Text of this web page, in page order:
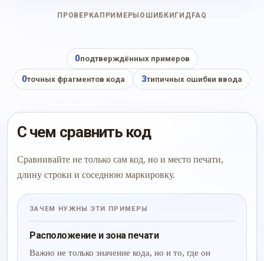
ПРОВЕРКА ПРИМЕРЫ ОШИБКИ ГИД FAQ
0подтверждённых примеров
0точных фрагментов кода 3типичных ошибки ввода
С чем сравнить код
Сравнивайте не только сам код, но и место печати,
длину строки и соседнюю маркировку.
ЗАЧЕМ НУЖНЫ ЭТИ ПРИМЕРЫ
Расположение и зона печати
Важно не только значение кода, но и то, где он